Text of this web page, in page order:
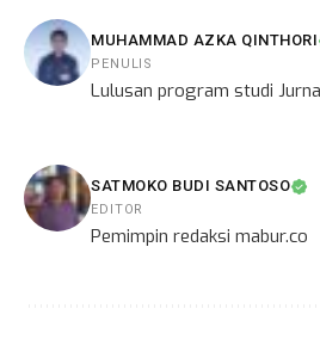
MUHAMMAD AZKA QINTHORI
PENULIS
Lulusan program studi
SATMOKO BUDI SANTOSO
EDITOR
Pemimpin redaksi mabur.co